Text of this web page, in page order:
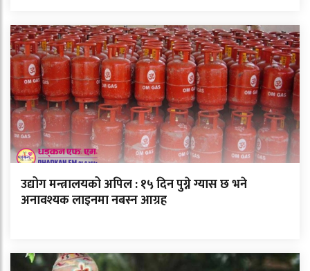
उद्योग मन्त्रालयको अपिल : १५ दिन पुग्ने ग्यास छ भने
अनावश्यक लाइनमा नबस्न आग्रह